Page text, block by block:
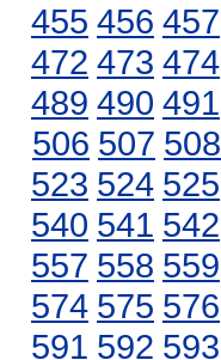
455 456 457
472 473 474
489 490 491
506 507 508
523 524 525
540 541 542
557 558 559
574 575 576
591 592 593